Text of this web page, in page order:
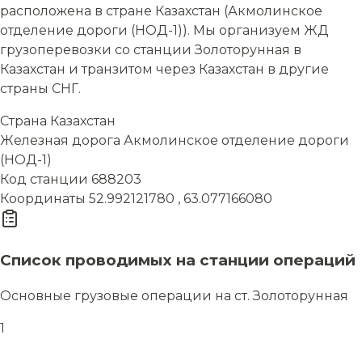
расположена в стране Казахстан (Акмолинское
отделение дороги (НОД-1)). Мы организуем ЖД
грузоперевозки со станции Золоторунная в
Казахстан и транзитом через Казахстан в другие
страны СНГ.
Страна Казахстан
Железная дорога Акмолинское отделение дороги
(НОД-1)
Код станции 688203
Координаты 52.992121780 , 63.077166080
Список проводимых на станции операций
Основные грузовые операции на ст. Золоторунная
1